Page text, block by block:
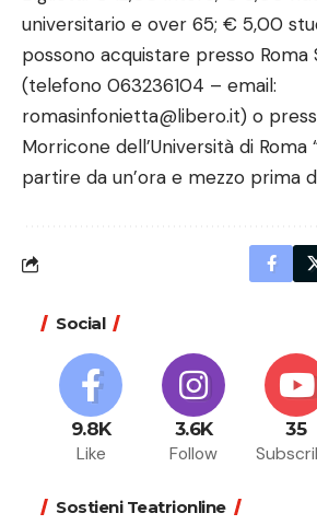
universitario e over 65; € 5,00
possono acquistare presso Roma
(telefono 063236104 – email:
romasinfonietta@libero.it) o
Morricone dell’Università di Roma
partire da un’ora e mezzo prima
Social
9.8K
Like
3.6K
Follow
35
Sostieni Teatrionline